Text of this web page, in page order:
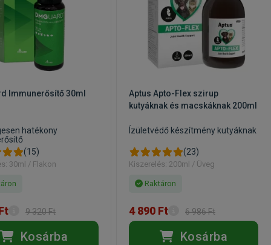
Immunerősítő 30ml
hatékony
(15)
30ml / Flakon
9 320 Ft
Kosárba
Aptus Apto-Flex szirup
kutyáknak és macskáknak 200ml
Ízületvédő készítmény kutyáknak
(23)
Kiszerelés: 200ml / Üveg
Raktáron
4 890 Ft 6 986 Ft
Kosárba